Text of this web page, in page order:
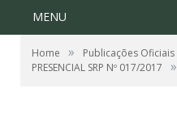
MENU
Home » Publicações Oficiais
PRESENCIAL SRP Nº 017/2017
»